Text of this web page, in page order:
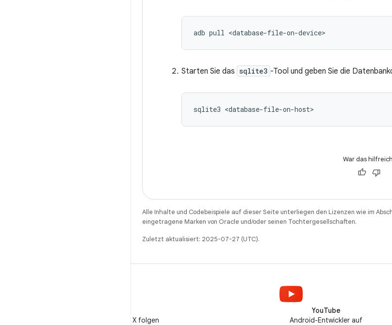
Starten Sie das sqlite3 -Tool und geben Sie die
War das
Alle Inhalte und Codebeispiele auf dieser Seite unterliegen den Lizenzen wie im
eingetragene Marken von Oracle und/oder seinen Tochtergesellschaften.
Zuletzt aktualisiert: 2025-07-27 (UTC).
@AndroidDev auf X folgen
YouTube
Android-Entwickler auf